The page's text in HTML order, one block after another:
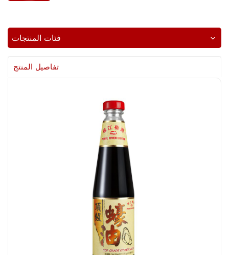
فئات المنتجات
تفاصيل المنتج